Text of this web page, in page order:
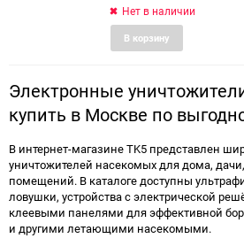
Нет в наличии
В корзину
Электронные
купить в Москве по
В интернет-магазине TK5 представлен
уничтожителей насекомых для дома,
помещений. В каталоге доступны
ловушки, устройства с электрической
клеевыми панелями для эффективной
и другими летающими насекомыми.